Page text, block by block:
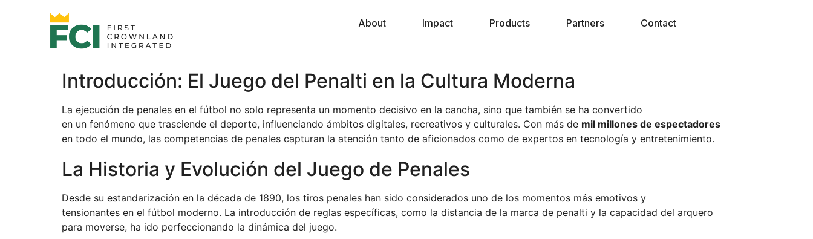
About Impact Products Partners Contact
Introducción: El Juego del Penalti en la Cultura Moderna
La ejecución de penales en el fútbol no solo representa un momento decisivo en la cancha, sino que también se ha convertido
en un fenómeno que trasciende el deporte, influenciando ámbitos digitales, recreativos y culturales. Con más de mil millones de espectadores
en todo el mundo, las competencias de penales capturan la atención tanto de aficionados como de expertos en tecnología y entretenimiento.
La Historia y Evolución del Juego de Penales
Desde su estandarización en la década de 1890, los tiros penales han sido considerados uno de los momentos más emotivos y
tensionantes en el fútbol moderno. La introducción de reglas específicas, como la distancia de la marca de penalti y la capacidad del arquero
para moverse, ha ido perfeccionando la dinámica del juego.